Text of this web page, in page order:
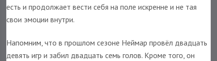
есть и продолжает вести себя на поле искренне и не тая
свои эмоции внутри.
Напомним, что в прошлом сезоне Неймар провёл двадцать
девять игр и забил двадцать семь голов. Кроме того, он